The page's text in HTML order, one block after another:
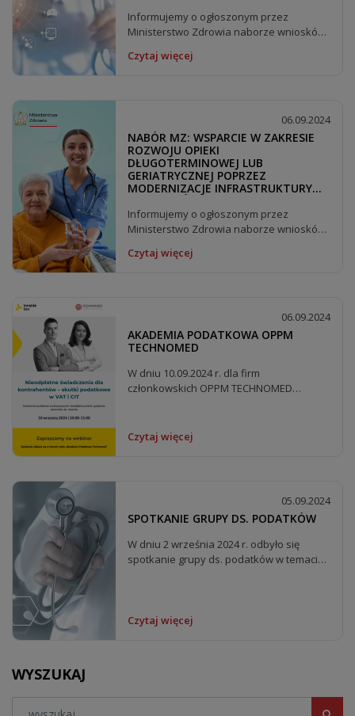
POZIOMIE POWIATOWYM
Informujemy o ogłoszonym przez
Ministerstwo Zdrowia naborze wniosków
Czytaj więcej
06.09.2024
NABÓR MZ: WSPARCIE W ZAKRESIE
ROZWOJU OPIEKI
DŁUGOTERMINOWEJ LUB
GERIATRYCZNEJ POPRZEZ
MODERNIZACJE INFRASTRUKTURY
POZIOMIE POWIATOWYM
Informujemy o ogłoszonym przez
Ministerstwo Zdrowia naborze wniosków
Czytaj więcej
06.09.2024
AKADEMIA PODATKOWA OPPM
TECHNOMED
W dniu 10.09.2024 r. dla firm
członkowskich OPPM TECHNOMED
Czytaj więcej
05.09.2024
SPOTKANIE GRUPY DS. PODATKÓW
W dniu 2 września 2024 r. odbyło się
spotkanie grupy ds. podatków w temacie
Czytaj więcej
WYSZUKAJ